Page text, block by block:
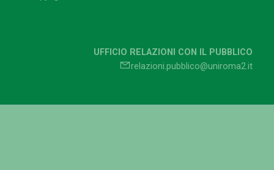
UFFICIO RELAZIONI CON IL PUBBLICO
relazioni.pubblico@uniroma2.it